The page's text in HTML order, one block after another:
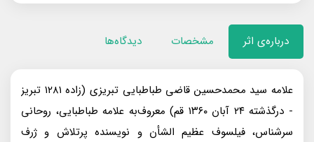
درباره‌ی اثر مشخصات دیدگاه‌ها
علامه سید محمدحسین قاضی طباطبایی تبریزی (زاده ۱۲۸۱ تبریز
- درگذشته ۲۴ آبان ۱۳۶۰ قم) معروف‌به علامه طباطبایی، روحانی
سرشناس، فیلسوف عظیم الشأن و نویسنده پرتلاش و ژرف